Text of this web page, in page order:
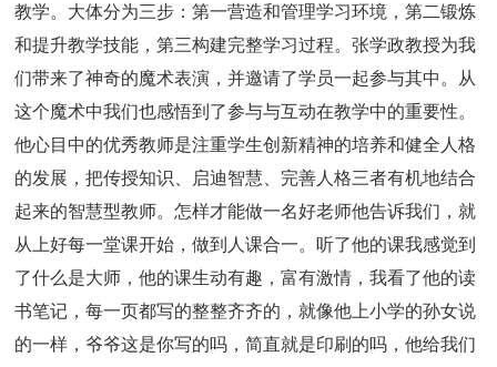
教学。大体分为三步：第一营造和管理学习环境，第二锻炼
和提升教学技能，第三构建完整学习过程。张学政教授为我
们带来了神奇的魔术表演，并邀请了学员一起参与其中。从
这个魔术中我们也感悟到了参与与互动在教学中的重要性。
他心目中的优秀教师是注重学生创新精神的培养和健全人格
的发展，把传授知识、启迪智慧、完善人格三者有机地结合
起来的智慧型教师。怎样才能做一名好老师他告诉我们，就
从上好每一堂课开始，做到人课合一。听了他的课我感觉到
了什么是大师，他的课生动有趣，富有激情，我看了他的读
书笔记，每一页都写的整整齐齐的，就像他上小学的孙女说
的一样，爷爷这是你写的吗，简直就是印刷的吗，他给我们